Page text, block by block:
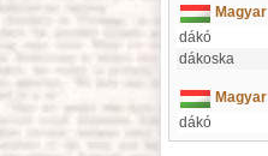
Magyar
dákó
dákoska
Magyar
dákó